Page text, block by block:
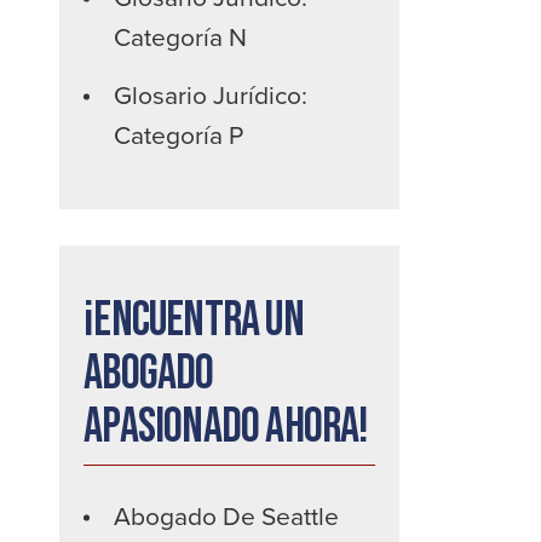
Categoría N
Glosario Jurídico:
Categoría P
¡Encuentra un
abogado
apasionado ahora!
Abogado De Seattle